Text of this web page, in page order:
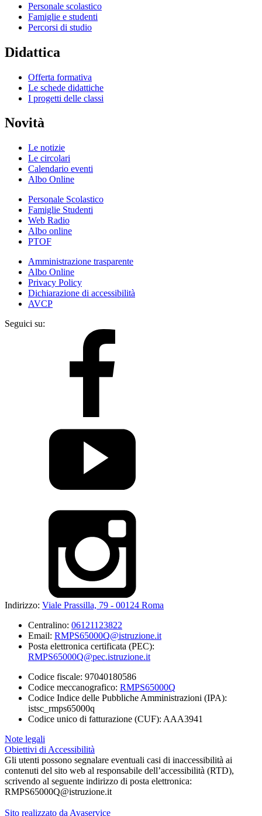
Personale scolastico
Famiglie e studenti
Percorsi di studio
Didattica
Offerta formativa
Le schede didattiche
I progetti delle classi
Novità
Le notizie
Le circolari
Calendario eventi
Albo Online
Personale Scolastico
Famiglie Studenti
Web Radio
Albo online
PTOF
Amministrazione trasparente
Albo Online
Privacy Policy
Dichiarazione di accessibilità
AVCP
Seguici su:
Indirizzo: Viale Prassilla, 79 - 00124 Roma
Centralino: 06121123822
Email: RMPS65000Q@istruzione.it
Posta elettronica certificata (PEC):
RMPS65000Q@pec.istruzione.it
Codice fiscale: 97040180586
Codice meccanografico: RMPS65000Q
Codice Indice delle Pubbliche Amministrazioni (IPA):
istsc_rmps65000q
Codice unico di fatturazione (CUF): AAA3941
Note legali
Obiettivi di Accessibilità
Gli utenti possono segnalare eventuali casi di inaccessibilità ai
contenuti del sito web al responsabile dell’accessibilità (RTD),
scrivendo al seguente indirizzo di posta elettronica:
RMPS65000Q@istruzione.it
Sito realizzato da Avaservice